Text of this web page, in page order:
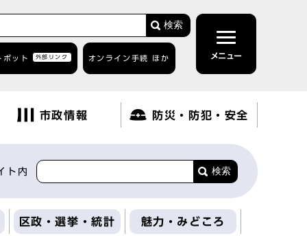
検索
ボット 外部リンク オンライン手続 ほか メニュー
市政情報 防災・防犯・安全
ト内 検索
区政・選挙・統計 魅力・みどころ